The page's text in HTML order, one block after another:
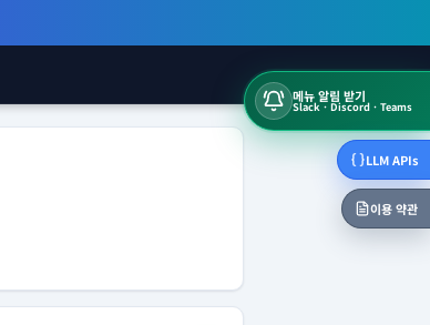
메뉴 알림 받기
Slack · Discord · Teams
LLM APIs
이용 약관